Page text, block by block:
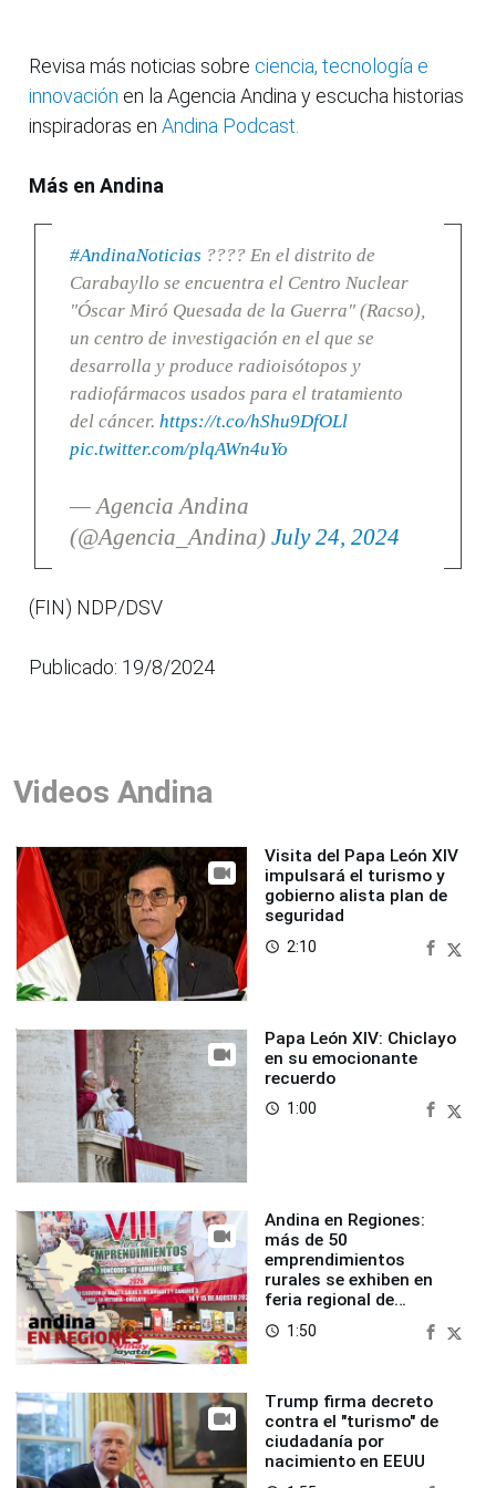
Revisa más noticias sobre ciencia, tecnología e
innovación en la Agencia Andina y escucha historias
inspiradoras en Andina Podcast.
Más en Andina
#AndinaNoticias ???? En el distrito de
Carabayllo se encuentra el Centro Nuclear
"Óscar Miró Quesada de la Guerra" (Racso),
un centro de investigación en el que se
desarrolla y produce radioisótopos y
radiofármacos usados para el tratamiento
del cáncer. https://t.co/hShu9DfOLl
pic.twitter.com/plqAWn4uYo
— Agencia Andina
(@Agencia_Andina) July 24, 2024
(FIN) NDP/DSV
Publicado: 19/8/2024
Videos Andina
Visita del Papa León XIV
impulsará el turismo y
gobierno alista plan de
seguridad
access_time 2:10
Papa León XIV: Chiclayo
en su emocionante
recuerdo
access_time 1:00
Andina en Regiones:
más de 50
emprendimientos
rurales se exhiben en
feria regional de
Foncodes
access_time 1:50
Trump firma decreto
contra el "turismo" de
ciudadanía por
nacimiento en EEUU